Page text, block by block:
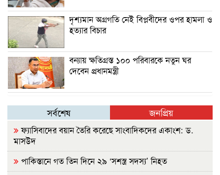
দৃশ্যমান অগ্রগতি নেই বিপ্লবীদের ওপর হামলা ও
হত্যার বিচার
বন্যায় ক্ষতিগ্রস্ত ১০০ পরিবারকে নতুন ঘর
দেবেন প্রধানমন্ত্রী
সর্বশেষ জনপ্রিয়
ফ্যাসিবাদের বয়ান তৈরি করেছে সাংবাদিকদের একাংশ: ড.
মাসউদ
পাকিস্তানে গত তিন দিনে ২৯ ‘সশস্ত্র সদস্য’ নিহত